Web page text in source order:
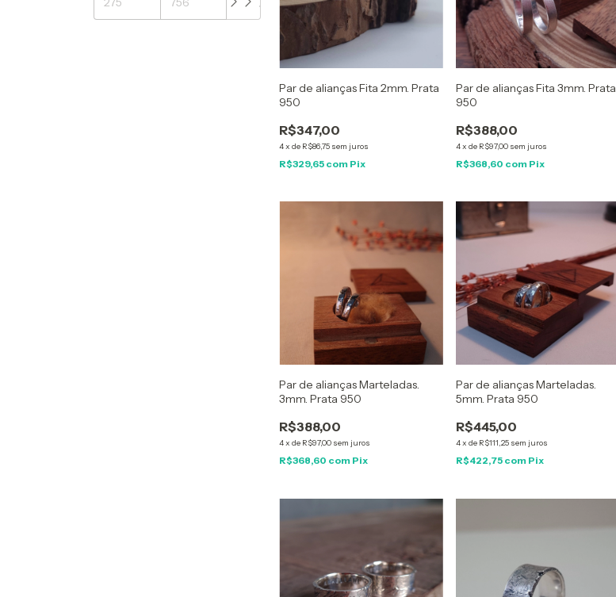
Par de alianças Fita 2mm. Prata
950
R$347,00
4xde R$86,75 sem juros
R$329,65 com Pix
Par de alianças Fita 3mm. Prata
950
R$388,00
4x de R$97,00 sem juros
R$368,60 com Pix
Par de alianças Marteladas.
3mm. Prata 950
R$388,00
4xde R$97,00 sem juros
R$368,60 com Pix
Par de alianças Marteladas.
5mm. Prata 950
R$445,00
4x de R$111,25 sem juros
R$422,75 com Pix